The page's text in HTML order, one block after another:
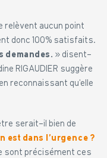
relèvent aucun point
donc 100% satisfaits.
demandes. » disent-
RIGAUDIER suggère
reconnaissant qu’elle
serait-il bien de
est dans l’urgence ?
sont précisément ces